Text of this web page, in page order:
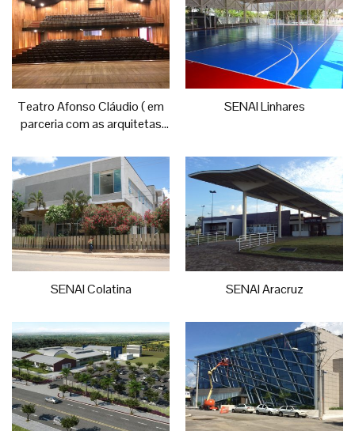
Teatro Afonso Cláudio ( em
parceria com as arquitetas
Cuzzuol)
SENAI Linhares
SENAI Colatina SENAI Aracruz